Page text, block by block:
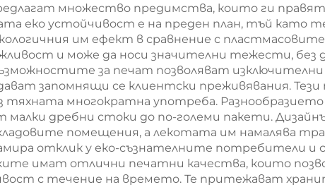
печат
множество предимства, които ги правят
еко устойчивост е на преден план, тъй като
им ефект в сравнение с
и може да носи значителни тежести, без
за печат позволяват
запомнящи се клиентски преживявания. Тези
тяхната многократна употреба.
малки дребни стоки до по-големи пакети.
помещения, а лекотата им намалява
отклик у еко-съзнателните потребители и
имат отлични печатни качества, които
с течение на времето. Те притежават